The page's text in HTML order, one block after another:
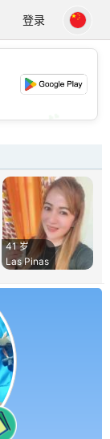
登录
41 岁
Las Pinas